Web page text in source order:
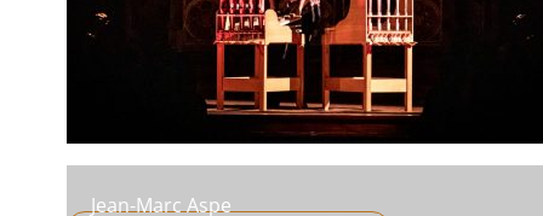
Jean-Marc Aspe